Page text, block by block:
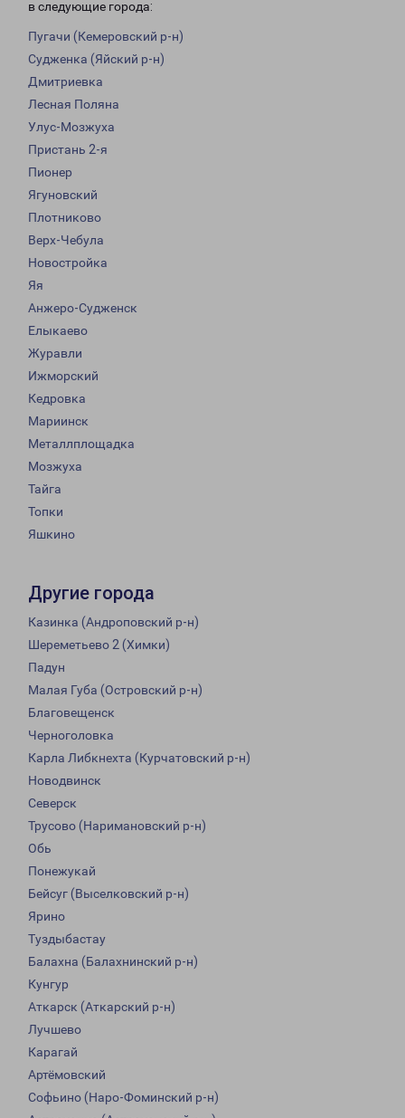
в следующие города:
Пугачи (Кемеровский р-н)
Судженка (Яйский р-н)
Дмитриевка
Лесная Поляна
Улус-Мозжуха
Пристань 2-я
Пионер
Ягуновский
Плотниково
Верх-Чебула
Новостройка
Яя
Анжеро-Судженск
Елыкаево
Журавли
Ижморский
Кедровка
Мариинск
Металлплощадка
Мозжуха
Тайга
Топки
Яшкино
Другие города
Казинка (Андроповский р-н)
Шереметьево 2 (Химки)
Падун
Малая Губа (Островский р-н)
Благовещенск
Черноголовка
Карла Либкнехта (Курчатовский р-н)
Новодвинск
Северск
Трусово (Наримановский р-н)
Обь
Понежукай
Бейсуг (Выселковский р-н)
Ярино
Туздыбастау
Балахна (Балахнинский р-н)
Кунгур
Аткарск (Аткарский р-н)
Лучшево
Карагай
Артёмовский
Софьино (Наро-Фоминский р-н)